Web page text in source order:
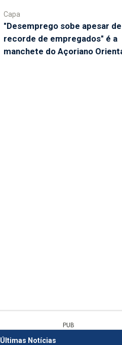
Capa
"Desemprego sobe apesar de
recorde de empregados" é a
manchete do Açoriano
PUB
Últimas Notícias